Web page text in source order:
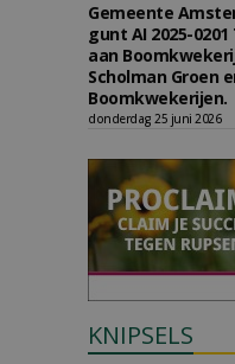
Gemeente
gunt AI 2025-
aan
Scholman Groen
Boomkwekerijen.
donderdag 25 juni 2026
KNIPSELS